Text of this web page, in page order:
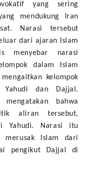
yang sering
mendukung Iran
Narasi tersebut
dari ajaran Islam
menyebar narasi
dalam Islam
kelompok
dan Dajjal.
bahwa
aliran tersebut,
Yahudi. Narasi itu
merusak Islam dari
pengikut Dajjal di